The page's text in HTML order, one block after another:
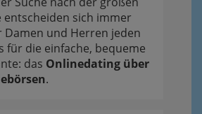
entscheiden sich immer
Damen und Herren jeden
für die einfache, bequeme
das Onlinedating über
.